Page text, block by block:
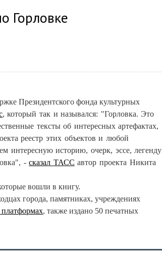
Горловке
Президентского фонда культурных
, который так и назывался: "Горловка. Это
тексты об интересных артефактах,
реестр этих объектов и любой
интересную историю, очерк, эссе, легенду
-сказал ТАСС автор проекта Никита
вошли в книгу.
города, памятниках, учреждениях
, также издано 50 печатных